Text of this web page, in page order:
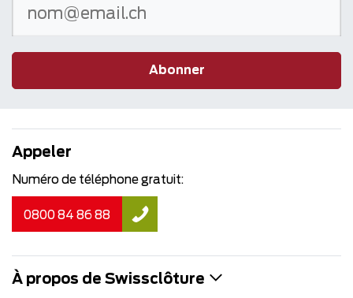
Abonner
Appeler
Numéro de téléphone gratuit:
0800 84 86 88
À propos de Swissclôture